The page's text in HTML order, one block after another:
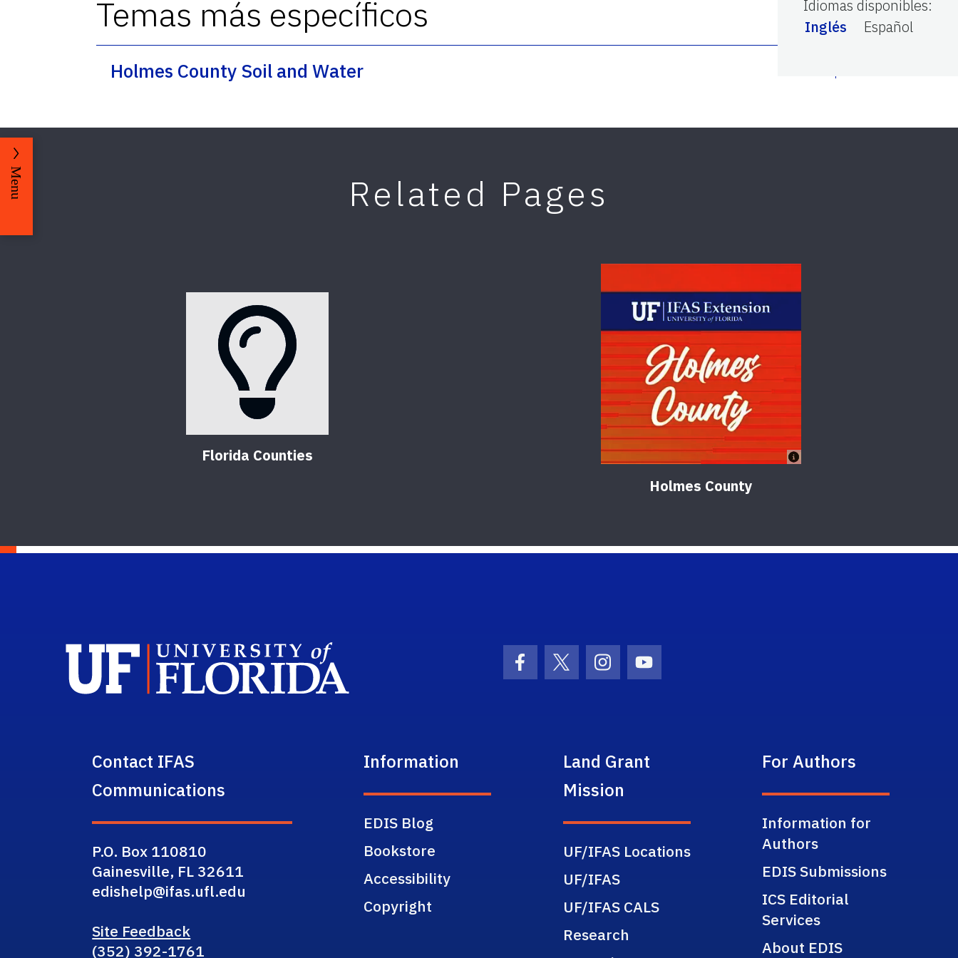
Idiomas disponibles:
Inglés
Español
Temas más específicos
Holmes County Soil and Water
Related Pages
Florida Counties
Holmes County
Menu
Facebook Icon
Twitter IconInstagram Icon
Youtube Icon
Contact IFAS
Communications
P.O. Box 110810
Gainesville, FL 32611
edishelp@ifas.ufl.edu
Site Feedback
(352) 392-1761
Information
EDIS Blog
Bookstore
Accessibility
Copyright
Land Grant
Mission
UF/IFAS Locations
UF/IFAS
UF/IFAS CALS
Research
For Authors
Information for
Authors
EDIS Submissions
ICS Editorial
Services
About EDIS